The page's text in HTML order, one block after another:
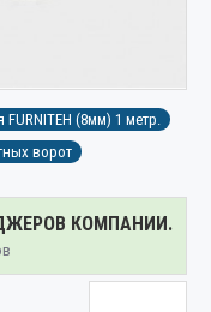
FURNITEH (8мм) 1 метр.
ворот
КОМПАНИИ.